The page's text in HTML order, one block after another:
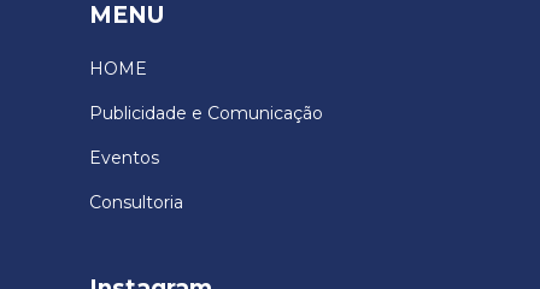
MENU
HOME
Publicidade e Comunicação
Eventos
Consultoria